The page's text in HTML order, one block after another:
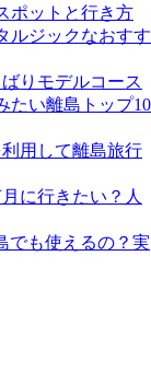
ポットと行き方
ルジックなおすす
りモデルコース
たい離島トップ10
用して離島旅行
に行きたい？人
でも使えるの？実